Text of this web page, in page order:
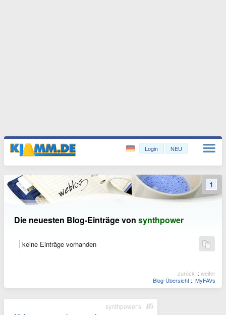
Login NEU
Die neuesten Blog-Einträge von synthpower
keine Einträge vorhanden
zurück :: weiter
Blog-Übersicht :: MyFAVs
1
synthpower's